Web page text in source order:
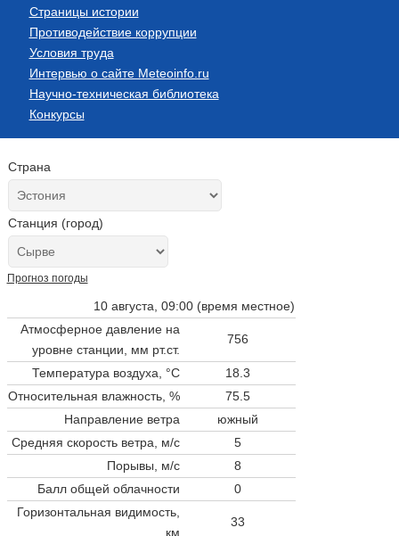
Страницы истории
Противодействие коррупции
Условия труда
Интервью о сайте Meteoinfo.ru
Научно-техническая библиотека
Конкурсы
Страна
Станция (город)
Прогноз погоды
10 августа, 09:00 (время местное)
Атмосферное давление на
уровне станции, мм рт.ст.
756
Температура воздуха, °C
18.3
Относительная влажность, %
75.5
Направление ветра
южный
Средняя скорость ветра, м/с
5
Порывы, м/с
8
Балл общей облачности
0
Горизонтальная видимость,
км
33